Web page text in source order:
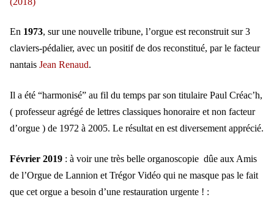
En 1973, sur une nouvelle tribune, l’orgue est reconstruit sur 3
claviers-pédalier, avec un positif de dos reconstitué, par le facteur
nantais Jean Renaud.
Il a été “harmonisé” au fil du temps par son titulaire Paul Créac’h,
( professeur agrégé de lettres classiques honoraire et non facteur
d’orgue ) de 1972 à 2005. Le résultat en est diversement apprécié.
Février 2019 : à voir une très belle organoscopie dûe aux Amis
de l’Orgue de Lannion et Trégor Vidéo qui ne masque pas le fait
que cet orgue a besoin d’une restauration urgente ! :